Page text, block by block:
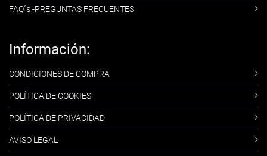
FAQ´s -PREGUNTAS FRECUENTES
Información:
CONDICIONES DE COMPRA
POLÍTICA DE COOKIES
POLÍTICA DE PRIVACIDAD
AVISO LEGAL